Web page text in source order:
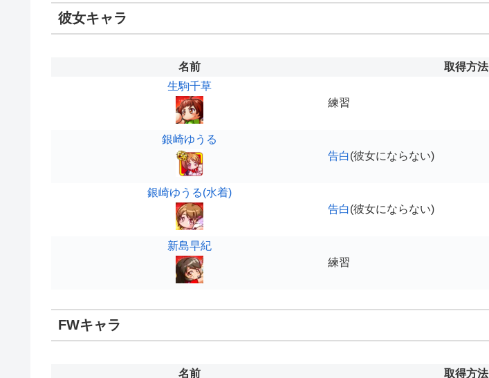
彼女キャラ
名前
取得方法
生駒千草
練習
銀崎ゆうる
告白(彼女にならない)
銀崎ゆうる(水着)
告白(彼女にならない)
新島早紀
練習
FWキャラ
名前 取得方法